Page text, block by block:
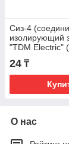
Сиз-4
изолирующий
"TDM Electric"
24 ₸
О нас